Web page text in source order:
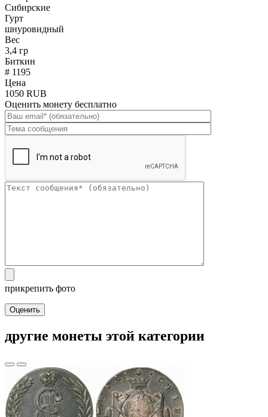
Сибирские
Гурт
шнуровидный
Вес
3,4 гр
Биткин
# 1195
Цена
1050 RUB
Оценить монету бесплатно
прикрепить фото
Оценить
другие монеты этой категории